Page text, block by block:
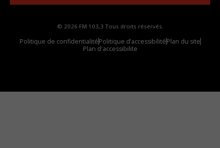
© 2026 FM 103,3 Tous droits réservés.
Politique de confidentialitéPolitique d’accessibilitéPlan du site
Plan d'accessibilite